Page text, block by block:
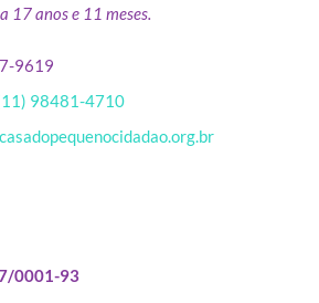
17 anos e 11 meses.
9619
98481-4710
0001-93